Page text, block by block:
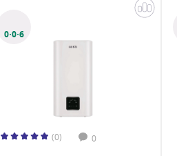
0·0·6
(0) 0